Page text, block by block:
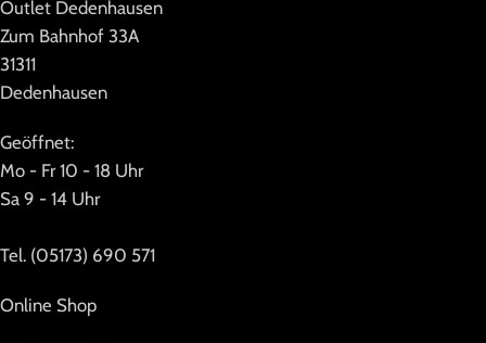
Outlet Dedenhausen
Zum Bahnhof 33A
31311
Dedenhausen
Geöffnet:
Mo - Fr 10 - 18 Uhr
Sa 9 - 14 Uhr
Tel. (05173) 690 571
Online Shop